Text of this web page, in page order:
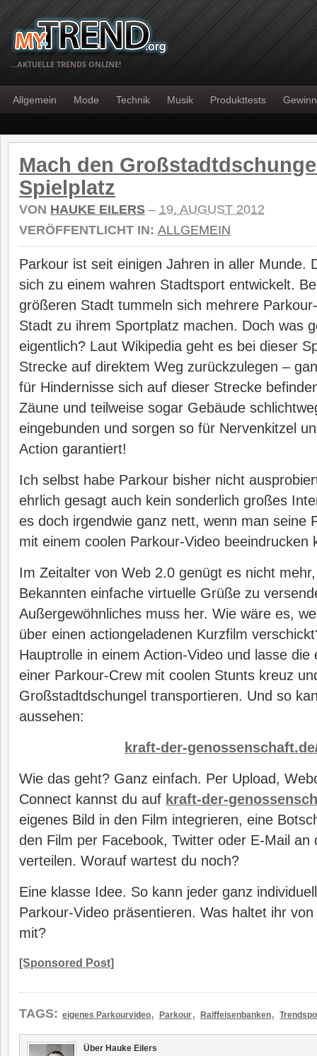
…AKTUELLE TRENDS ONLINE!
Allgemein Mode Technik Musik Produkttests
Mach den
Spielplatz
VON HAUKE EILERS – 19. AUGUST 2012
VERÖFFENTLICHT IN: ALLGEMEIN
Parkour ist seit einigen Jahren in aller Munde.
sich zu einem wahren Stadtsport entwickelt.
größeren Stadt tummeln sich mehrere
Stadt zu ihrem Sportplatz machen. Doch was
eigentlich? Laut Wikipedia geht es bei dieser
Strecke auf direktem Weg zurückzulegen –
für Hindernisse sich auf dieser Strecke
Zäune und teilweise sogar Gebäude
eingebunden und sorgen so für Nervenkitzel
Action garantiert!
Ich selbst habe Parkour bisher nicht
ehrlich gesagt auch kein sonderlich großes
es doch irgendwie ganz nett, wenn man seine
mit einem coolen Parkour-Video beeindrucken
Im Zeitalter von Web 2.0 genügt es nicht
Bekannten einfache virtuelle Grüße zu
Außergewöhnliches muss her. Wie wäre es,
über einen actiongeladenen Kurzfilm
Hauptrolle in einem Action-Video und lasse
einer Parkour-Crew mit coolen Stunts kreuz
Großstadtdschungel transportieren. Und so
aussehen:
kraft-der-
Wie das geht? Ganz einfach. Per Upload,
Connect kannst du auf kraft-der-
eigenes Bild in den Film integrieren, eine
den Film per Facebook, Twitter oder E-Mail an
verteilen. Worauf wartest du noch?
Eine klasse Idee. So kann jeder ganz
Parkour-Video präsentieren. Was haltet ihr
mit?
[Sponsored Post]
TAGS: eigenes Parkourvideo, Parkour, Raiffeisenbanken,
Über Hauke Eilers